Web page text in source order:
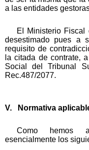
a las entidades
El Ministerio
desestimado pues a
requisito de
la citada de contrate,
Social del Tribunal
Rec.487/2077.
V. Normativa
Como hemos
esencialmente los